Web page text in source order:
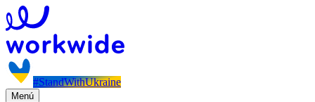
#StandWithUkraine
Menú